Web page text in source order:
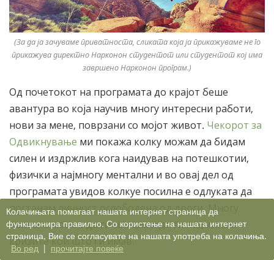
(За да ја зачуваме приватноста, сликата која ја прикажуваме не го
прикажува директно Нарконон студентот или студентот кој има
завршено Нарконон програм.)
Од почетокот на програмата до крајот беше
авантура во која научив многу интересни работи,
нови за мене, поврзани со мојот живот. Чекорот за
Одвикнување ми покажа колку можам да бидам
силен и издржлив кога наидував на потешкотии,
физички а најмногу ментални и во овај дел од
програмата увидов колкуе посилна е одлуката да
постанам личност ослободена од дроги. Многу
полесно можев да ги соочам и да ги надминам
кризите кои што ги имав.
Колачињата помагаат нашата интернет страница да
функционира правилно. Со користење на нашата интернет
страница, Вие се согласувате на нашата употреба на колачиња.
Во ред | прочитајте повеќе